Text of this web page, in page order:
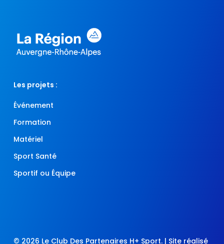
Les projets :
Événement
Formation
Matériel
Sport Santé
Sportif ou Équipe
© 2026 Le Club Des Partenaires H+ Sport. | Site réalisé